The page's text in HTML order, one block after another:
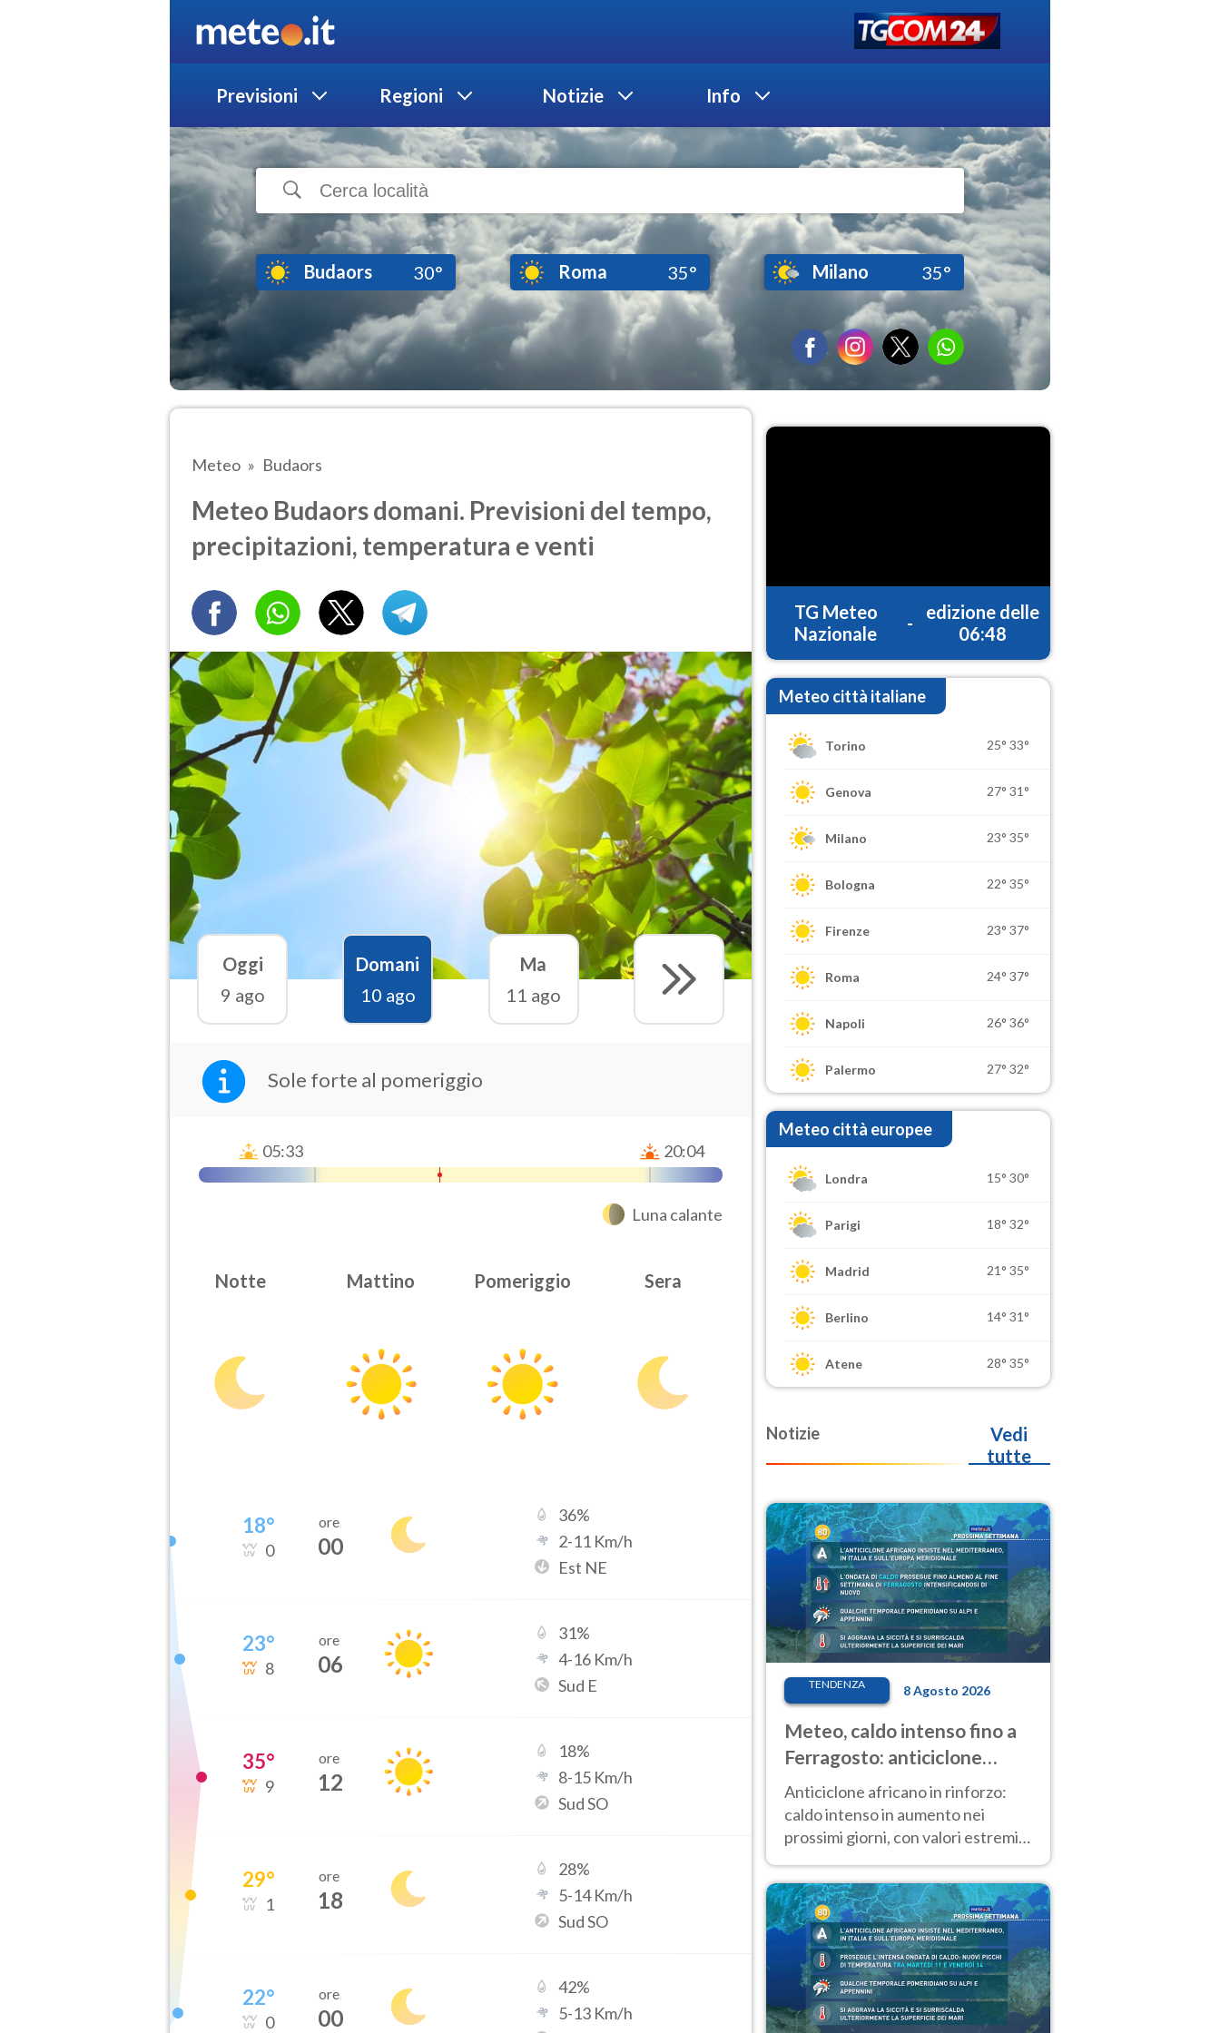
Previsioni Regioni Notizie Info
Budaors 30° Roma 35° Milano 35°
Meteo Budaors
Meteo Budaors domani. Previsioni del tempo,
precipitazioni, temperatura e venti
Oggi
9 ago
Domani
10 ago
Ma
11 ago
Sole forte al pomeriggio
05:33 20:04
Luna calante
Notte Mattino Pomeriggio Sera
18°
0
ore
00
36%
2-11 Km/h
Est NE
23°
8
ore
06
31%
4-16 Km/h
Sud E
35°
9
ore
12
18%
8-15 Km/h
Sud SO
29°
1
ore
18
28%
5-14Km/h
Sud SO
22°
0
ore
00
42%
5-13 Km/h
TG Meteo
Nazionale
-
edizione delle
06:48
Meteo città italiane
Torino 25° 33°
Genova 27° 31°
Milano 23° 35°
Bologna 22° 35°
Firenze 23° 37°
Roma 24° 37°
Napoli 26° 36°
Palermo 27° 32°
Meteo città europee
Londra 15° 30°
Parigi 18° 32°
Madrid 21° 35°
Berlino 14° 31°
Atene 28° 35°
Notizie
Vedi
tutte
TENDENZA 8 Agosto 2026
Meteo, caldo intenso fino a
Ferragosto: anticiclone
africano ancora
protagonista
Anticiclone africano in rinforzo:
caldo intenso in aumento nei
prossimi giorni, con valori estremi
d’Italia